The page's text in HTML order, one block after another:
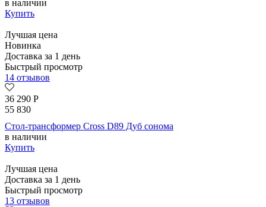
в наличии
Купить
Лучшая цена
Новинка
Доставка за 1 день
Быстрый просмотр
14 отзывов
36 290 Р
55 830
Стол-трансформер Cross D89 Дуб сонома
в наличии
Купить
Лучшая цена
Доставка за 1 день
Быстрый просмотр
13 отзывов